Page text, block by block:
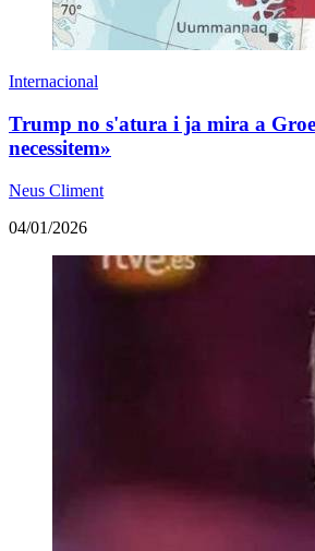
Internacional
Trump no s'atura i ja mira a
necessitem»
Neus Climent
04/01/2026